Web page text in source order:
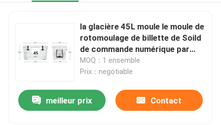
la glacière 45L moule le moule de
rotomoulage de billette de Soild
de commande numérique par
ordinateur en aluminium
MOQ：1 ensemble
Prix：negotiable
meilleur prix Contact